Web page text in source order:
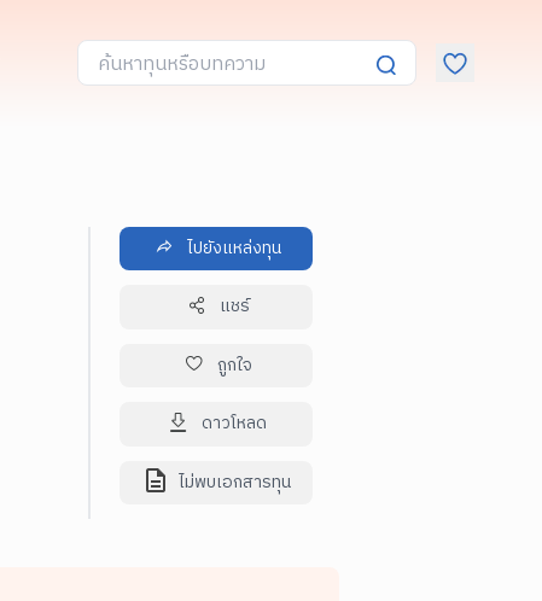
ไปยังแหล่งทุน
แชร์
ถูกใจ
ดาวโหลด
ไม่พบเอกสารทุน